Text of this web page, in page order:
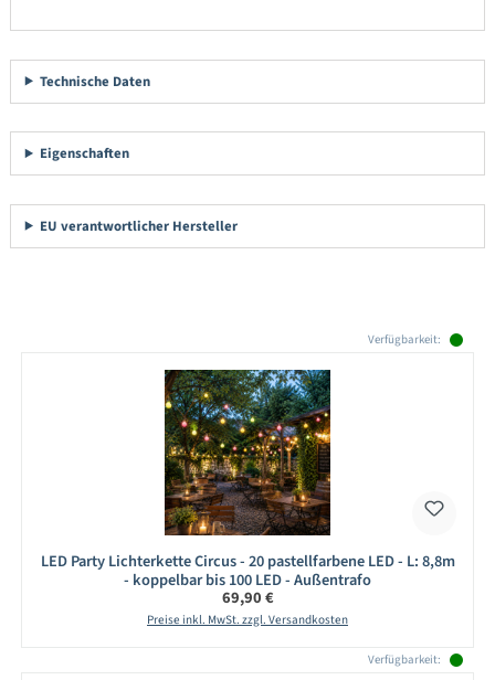
Technische Daten
Eigenschaften
EU verantwortlicher Hersteller
Verfügbarkeit:
LED Party Lichterkette Circus - 20 pastellfarbene LED - L: 8,8m
- koppelbar bis 100 LED - Außentrafo
Regulärer Preis:
69,90 €
Preise inkl. MwSt. zzgl. Versandkosten
Verfügbarkeit: